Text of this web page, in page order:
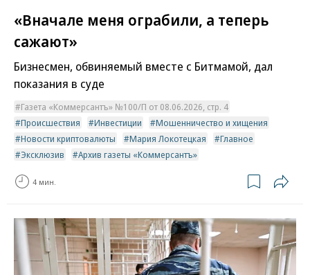
«Вначале меня ограбили, а теперь
сажают»
Бизнесмен, обвиняемый вместе с Битмамой, дал
показания в суде
Газета «Коммерсантъ» №100/П от 08.06.2026, стр. 4
Происшествия
Инвестиции
Мошенничество и хищения
Новости криптовалюты
Мария Локотецкая
Главное
Эксклюзив
Архив газеты «Коммерсантъ»
4 мин.